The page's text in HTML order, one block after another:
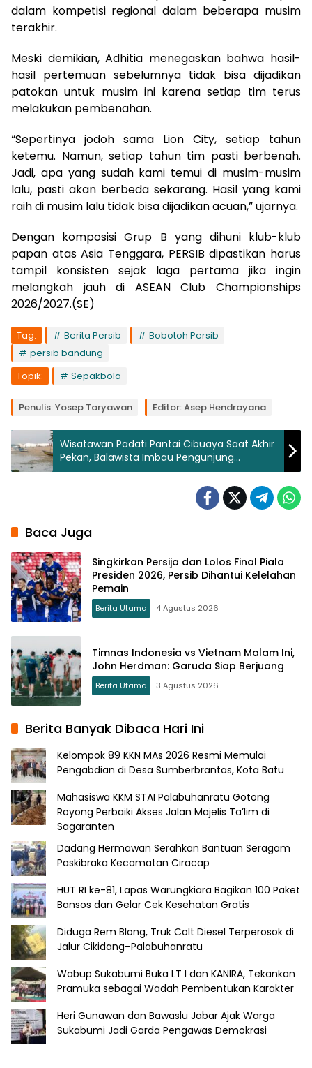
dalam kompetisi regional dalam beberapa musim
terakhir.
Meski demikian, Adhitia menegaskan bahwa hasil-
hasil pertemuan sebelumnya tidak bisa dijadikan
patokan untuk musim ini karena setiap tim terus
melakukan pembenahan.
“Sepertinya jodoh sama Lion City, setiap tahun
ketemu. Namun, setiap tahun tim pasti berbenah.
Jadi, apa yang sudah kami temui di musim-musim
lalu, pasti akan berbeda sekarang. Hasil yang kami
raih di musim lalu tidak bisa dijadikan acuan,” ujarnya.
Dengan komposisi Grup B yang dihuni klub-klub
papan atas Asia Tenggara, PERSIB dipastikan harus
tampil konsisten sejak laga pertama jika ingin
melangkah jauh di ASEAN Club Championships
2026/2027.(SE)
Tag: Berita Persib
Bobotoh Persib
persib bandung
Topik:
Sepakbola
Penulis: Yosep Taryawan Editor: Asep Hendrayana
Wisatawan Padati Pantai Cibuaya Saat Akhir
Pekan, Balawista Imbau Pengunjung
Waspada Ombak
Baca Juga
Singkirkan Persija dan Lolos Final Piala
Presiden 2026, Persib Dihantui Kelelahan
Pemain
Berita Utama 4 Agustus 2026
Timnas Indonesia vs Vietnam Malam Ini,
John Herdman: Garuda Siap Berjuang
Berita Utama 3 Agustus 2026
Berita Banyak Dibaca Hari Ini
Kelompok 89 KKN MAs 2026 Resmi Memulai
Pengabdian di Desa Sumberbrantas, Kota Batu
Mahasiswa KKM STAI Palabuhanratu Gotong
Royong Perbaiki Akses Jalan Majelis Ta’lim di
Sagaranten
Dadang Hermawan Serahkan Bantuan Seragam
Paskibraka Kecamatan Ciracap
HUT RI ke-81, Lapas Warungkiara Bagikan 100 Paket
Bansos dan Gelar Cek Kesehatan Gratis
Diduga Rem Blong, Truk Colt Diesel Terperosok di
Jalur Cikidang–Palabuhanratu
Wabup Sukabumi Buka LT I dan KANIRA, Tekankan
Pramuka sebagai Wadah Pembentukan Karakter
Heri Gunawan dan Bawaslu Jabar Ajak Warga
Sukabumi Jadi Garda Pengawas Demokrasi